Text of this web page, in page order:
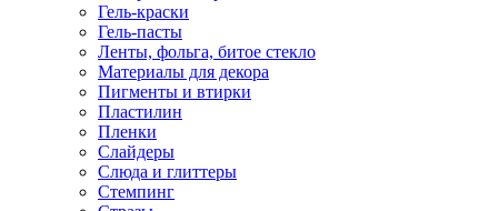
Гель-краски
Гель-пасты
Ленты, фольга, битое стекло
Материалы для декора
Пигменты и втирки
Пластилин
Пленки
Слайдеры
Слюда и глиттеры
Стемпинг